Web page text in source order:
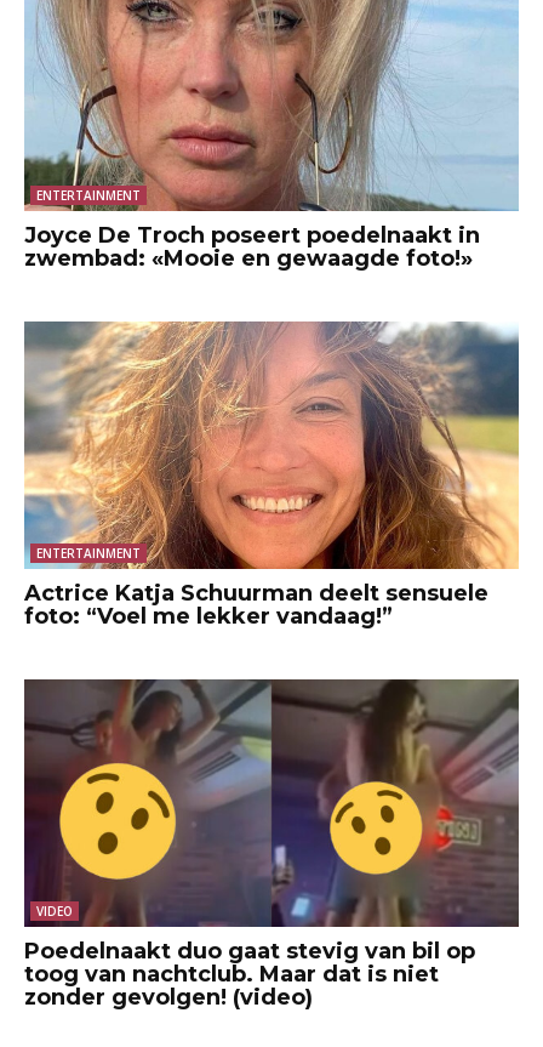
ENTERTAINMENT
Joyce De Troch poseert poedelnaakt in
zwembad: «Mooie en gewaagde foto!»
ENTERTAINMENT
Actrice Katja Schuurman deelt sensuele
foto: “Voel me lekker vandaag!”
VIDEO
Poedelnaakt duo gaat stevig van bil op
toog van nachtclub. Maar dat is niet
zonder gevolgen! (video)